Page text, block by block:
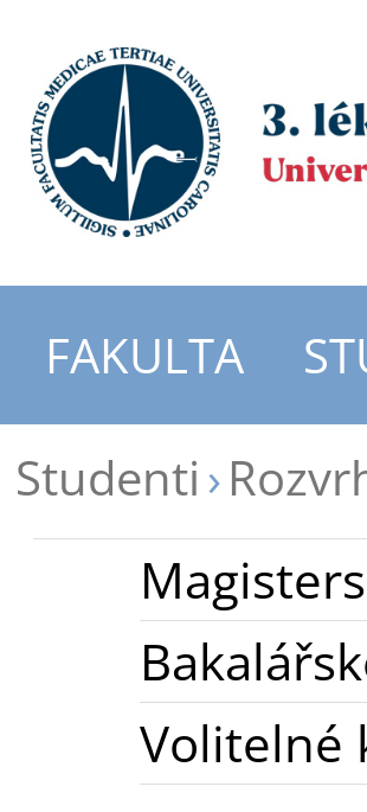
FAKULTA
Studenti
Volitelné